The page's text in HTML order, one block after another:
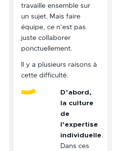
travaille ensemble sur
un sujet. Mais faire
équipe, ce n’est pas
juste collaborer
ponctuellement.
Il y a plusieurs raisons à
cette difficulté.
D’abord,
la culture
de
l’expertise
individuelle.
Dans ces